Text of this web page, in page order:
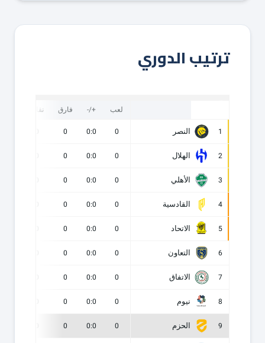
ترتيب الدوري
لعب +/- فارق نقاط
1 النصر 0
0:0
0
2 الهلال 0
0:0
0
3 الأهلي 0
0:0
0
4 القادسية 0
0:0
0
5 الاتحاد 0
0:0
0
6 التعاون 0
0:0
0
7 الاتفاق 0
0:0
0
8 نيوم 0
0:0
0
9 الحزم 0
0:0
0